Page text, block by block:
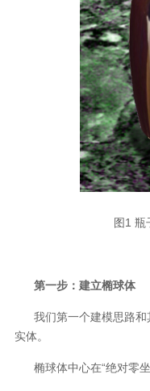
图1 瓶
第一步：建立椭球体
我们第一个建模思路
实体。
椭球体中心在“绝对零